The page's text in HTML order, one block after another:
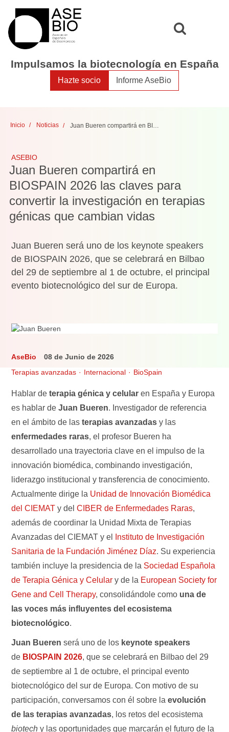
Toggle
search
Impulsamos la biotecnología en España
Hazte socio Informe AseBio
Inicio Noticias Juan Bueren compartirá en BIOSPAIN 2026 las claves para convertir la investigación en terapias génicas que cambian vidas
ASEBIO
Juan Bueren compartirá en
BIOSPAIN 2026 las claves para
convertir la investigación en terapias
génicas que cambian vidas
Juan Bueren será uno de los keynote speakers
de BIOSPAIN 2026, que se celebrará en Bilbao
del 29 de septiembre al 1 de octubre, el principal
evento biotecnológico del sur de Europa.
AseBio
08 de Junio de 2026
Terapias avanzadas
Internacional BioSpain
Hablar deterapia génica y celular en España y Europa
es hablar deJuan Bueren. Investigador de referencia
en el ámbito de lasterapias avanzadas y las
enfermedades raras, el profesor Bueren ha
desarrollado una trayectoria clave en el impulso de la
innovación biomédica, combinando investigación,
liderazgo institucional y transferencia de conocimiento.
Actualmente dirige la Unidad de Innovación Biomédica
del CIEMAT y delCIBER de Enfermedades Raras,
además de coordinar la Unidad Mixta de Terapias
Avanzadas del CIEMAT y el
Instituto de Investigación
Sanitaria de la Fundación Jiménez Díaz. Su experiencia
también incluye la presidencia de la Sociedad Española
de Terapia Génica y Celular y de la European Society for
Gene and Cell Therapy, consolidándole como una de
las voces más influyentes del ecosistema
biotecnológico.
Juan Bueren será uno de los keynote speakers
de BIOSPAIN 2026, que se celebrará en Bilbao del 29
de septiembre al 1 de octubre, el principal evento
biotecnológico del sur de Europa. Con motivo de su
participación, conversamos con él sobre laevolución
de las terapias avanzadas, los retos del ecosistema
biotech y las oportunidades que marcarán el futuro de la